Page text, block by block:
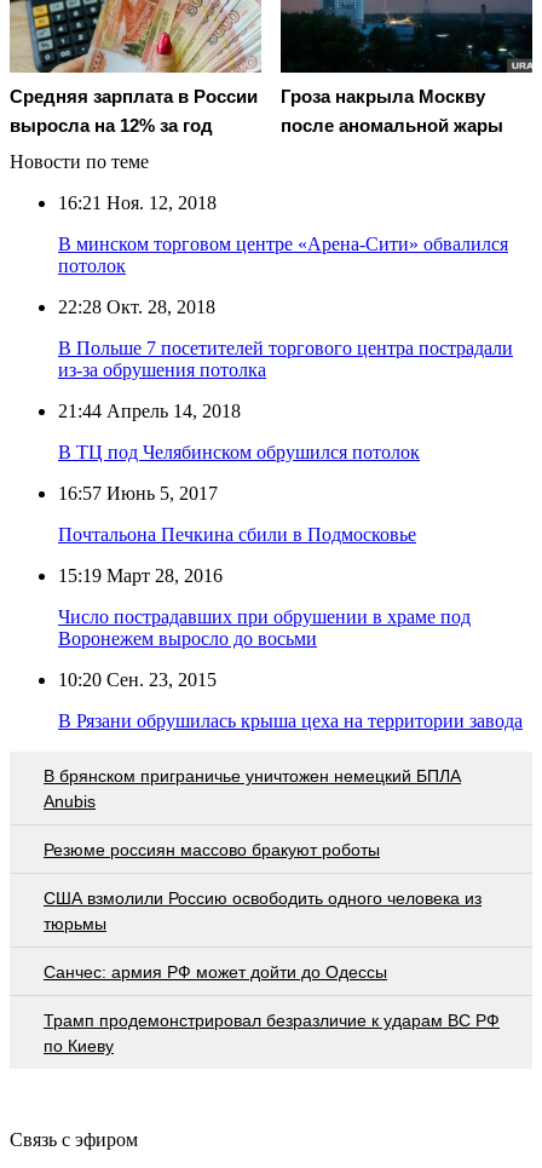
Средняя зарплата в России
выросла на 12% за год
Гроза накрыла Москву
после аномальной жары
Новости по теме
16:21 Ноя. 12, 2018
В минском торговом центре «Арена-Сити» обвалился
потолок
22:28 Окт. 28, 2018
В Польше 7 посетителей торгового центра пострадали
из-за обрушения потолка
21:44 Апрель 14, 2018
В ТЦ под Челябинском обрушился потолок
16:57 Июнь 5, 2017
Почтальона Печкина сбили в Подмосковье
15:19 Март 28, 2016
Число пострадавших при обрушении в храме под
Воронежем выросло до восьми
10:20 Сен. 23, 2015
В Рязани обрушилась крыша цеха на территории завода
В брянском приграничье уничтожен немецкий БПЛА
Anubis
Резюме россиян массово бракуют роботы
США взмолили Россию освободить одного человека из
тюрьмы
Санчес: армия РФ может дойти до Одессы
Трамп продемонстрировал безразличие к ударам ВС РФ
по Киеву
Связь с эфиром